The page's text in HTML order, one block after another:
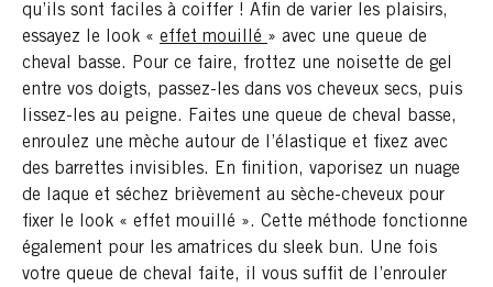
qu’ils sont faciles à coiffer ! Afin de varier les plaisirs,
essayez le look « effet mouillé » avec une queue de
cheval basse. Pour ce faire, frottez une noisette de gel
entre vos doigts, passez-les dans vos cheveux secs, puis
lissez-les au peigne. Faites une queue de cheval basse,
enroulez une mèche autour de l’élastique et fixez avec
des barrettes invisibles. En finition, vaporisez un nuage
de laque et séchez brièvement au sèche-cheveux pour
fixer le look « effet mouillé ». Cette méthode fonctionne
également pour les amatrices du sleek bun. Une fois
votre queue de cheval faite, il vous suffit de l’enrouler